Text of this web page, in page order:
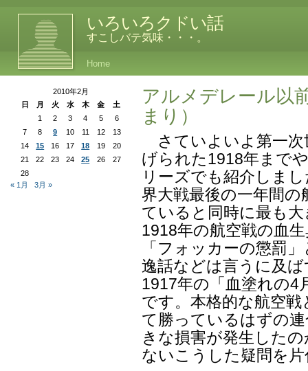
いろいろクドい話
すこしバテ気味・・・。
Home
アルメデレール
まり）
さていよいよ第一次
げられた1918年まで
リーズでも紹介しま
界大戦最後の一年間
ていると同時に最も
1918年の航空戦の血
「フォッカーの懲罰
逸話などは言うに及
1917年の「血塗れの4
です。本格的な航空
て勝っているはずの
きな損害が発生した
ないこうした疑問を
2010年2月
日
月 火 水 木 金
土
1
2 3 4 5
6
7
8 9 10 11 12
13
14
15 16 17 18 19
20
21
22 23 24 25 26
27
28
« 1月
3月 »